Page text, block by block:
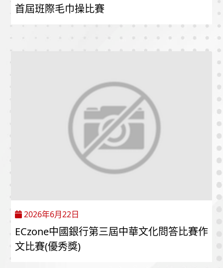
首屆班際毛巾操比賽
2026年6月22日
ECzone中國銀行第三屆中華文化問答比賽作
文比賽(優秀獎)